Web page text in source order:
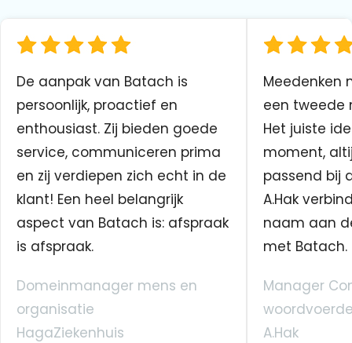
De aanpak van Batach is
persoonlijk, proactief en
enthousiast. Zij bieden goede
service, communiceren prima
en zij verdiepen zich echt in de
klant! Een heel belangrijk
aspect van Batach is: afspraak
is afspraak.
Domeinmanager mens en
organisatie
HagaZiekenhuis
Meedenken
een tweede
Het juiste
moment,
passend bij
A.Hak
naam aan
met Batach.
Manager
A.Hak